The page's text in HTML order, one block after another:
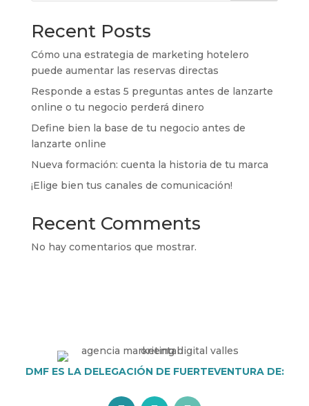
Recent Posts
Cómo una estrategia de marketing hotelero
puede aumentar las reservas directas
Responde a estas 5 preguntas antes de lanzarte
online o tu negocio perderá dinero
Define bien la base de tu negocio antes de
lanzarte online
Nueva formación: cuenta la historia de tu marca
¡Elige bien tus canales de comunicación!
Recent Comments
No hay comentarios que mostrar.
DMF ES LA DELEGACIÓN DE FUERTEVENTURA DE: